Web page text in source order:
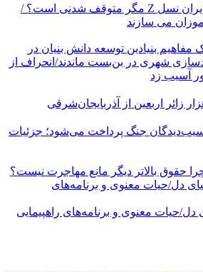
سیلیکن ولیِ تهران؛ این ایران نسل Z مگر متوقف شدنی است؟ /
آموزان می سازند
بنیادین توسعه دانش بنیان در
شهری در بن‌بست ماندند/انحراف از
جنگ پرداخت می‌شود؛ جزئیات
حقوق بالاتر دیگر مانع مهاجرت نیست؟
حیات معنوی و برنامه‌های راهپیمایی